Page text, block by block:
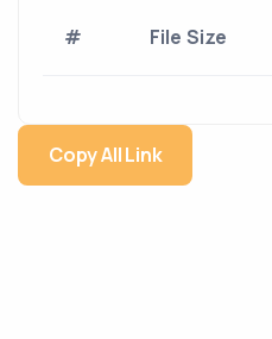
# File Size
Copy All Link